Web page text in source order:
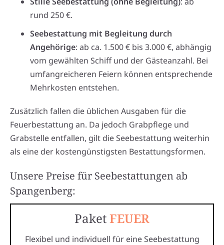
rund 250 €.
Seebestattung mit Begleitung durch
Angehörige: ab ca. 1.500 € bis 3.000 €, abhängig
vom gewählten Schiff und der Gästeanzahl. Bei
umfangreicheren Feiern können entsprechende
Mehrkosten entstehen.
Zusätzlich fallen die üblichen Ausgaben für die
Feuerbestattung an. Da jedoch Grabpflege und
Grabstelle entfallen, gilt die Seebestattung weiterhin
als eine der kostengünstigsten Bestattungsformen.
Unsere Preise für Seebestattungen ab
Spangenberg:
PaketFEUER
Flexibel und individuell für eine Seebestattung